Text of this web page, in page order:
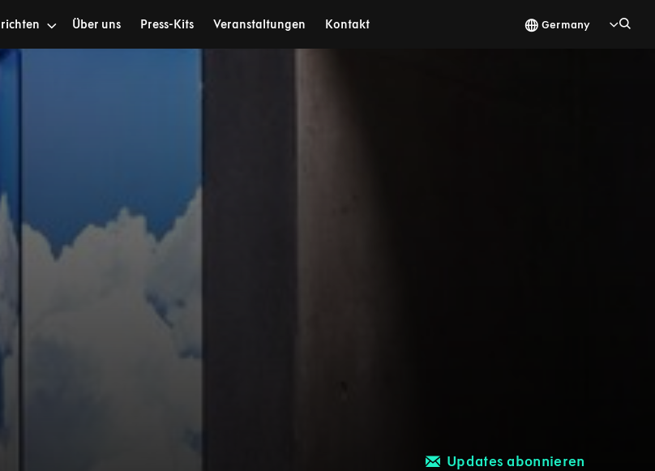
Über uns Press-Kits Veranstaltungen Kontakt Germany
Updates abonnieren